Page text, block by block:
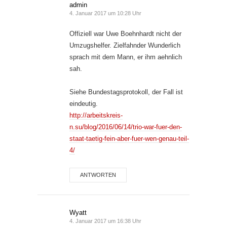
admin
4. Januar 2017 um 10:28 Uhr
Offiziell war Uwe Boehnhardt nicht der
Umzugshelfer. Zielfahnder Wunderlich
sprach mit dem Mann, er ihm aehnlich
sah.
Siehe Bundestagsprotokoll, der Fall ist
eindeutig.
http://arbeitskreis-
n.su/blog/2016/06/14/trio-war-fuer-den-
staat-taetig-fein-aber-fuer-wen-genau-teil-
4/
ANTWORTEN
Wyatt
4. Januar 2017 um 16:38 Uhr